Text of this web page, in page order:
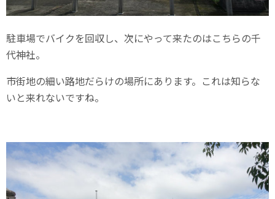
駐車場でバイクを回収し、次にやって来たのはこちらの千
代神社。
市街地の細い路地だらけの場所にあります。これは知らな
いと来れないですね。